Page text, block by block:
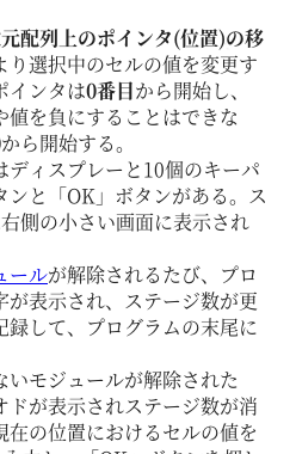
配列上のポインタ(位置)の移
り選択中のセルの値を変更す
インタは0番目から開始し、
値を負にすることはできな
から開始する。
ディスプレーと10個のキーパ
ンと「OK」ボタンがある。ス
側の小さい画面に表示され
ールが解除されるたび、プロ
が表示され、ステージ数が更
録して、プログラムの末尾に
いモジュールが解除された
ドが表示されステージ数が消
在の位置におけるセルの値を